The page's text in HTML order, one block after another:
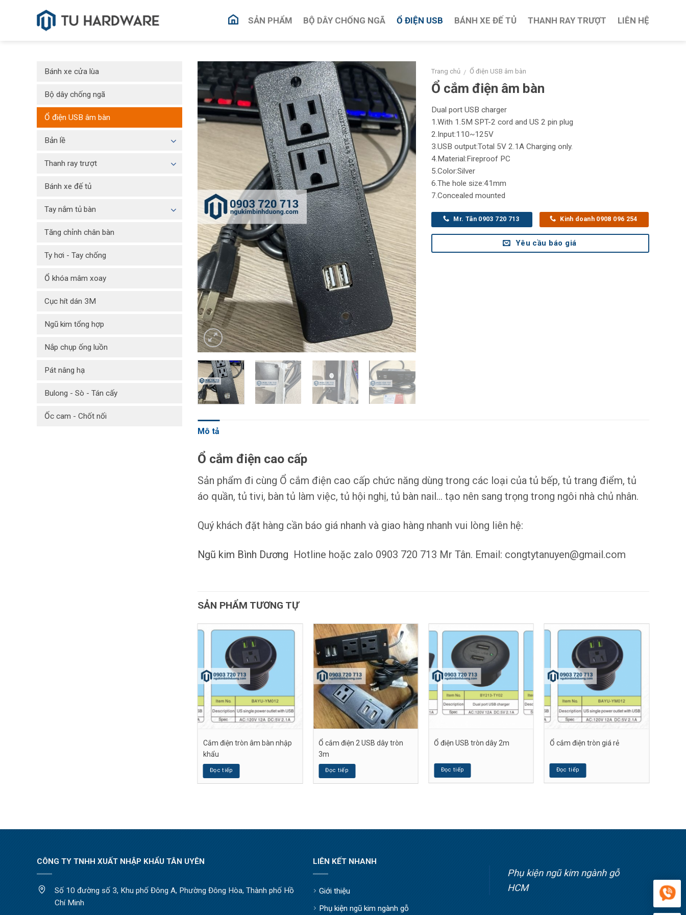
SẢN PHẨM BỘ DÂY CHỐNG NGÃ Ổ ĐIỆN USB BÁNH XE ĐẾ TỦ THANH RAY TRƯỢT LIÊN HỆ
Trang chủ / Ổ điện USB âm bàn
Ổ cắm điện âm bàn
Dual port USB charger
1.With 1.5M SPT-2 cord and US 2 pin plug
2.Input:110~125V
3.USB output:Total 5V 2.1A Charging only.
4.Material:Fireproof PC
5.Color:Silver
6.The hole size:41mm
7.Concealed mounted
Mr. Tân 0903 720 713 Kinh doanh 0908 096 254
Yêu cầu báo giá
Mô tả
Ổ cắm điện cao cấp
Sản phẩm đi cùng Ổ cắm điện cao cấp chức năng dùng trong các loại của tủ bếp, tủ trang điểm, tủ
áo quần, tủ tivi, bàn tủ làm việc, tủ hội nghị, tủ bàn nail… tạo nên sang trọng trong ngôi nhà chủ nhân.
Quý khách đặt hàng cần báo giá nhanh và giao hàng nhanh vui lòng liên hệ:
Ngũ kim Bình Dương Hotline hoặc zalo 0903 720 713 Mr Tân. Email: congtytanuyen@gmail.com
SẢN PHẨM TƯƠNG TỰ
Cắm điện tròn âm bàn nhập
khẩu
Đọc tiếp
Ổ cắm điện 2 USB dây tròn
3m
Đọc tiếp
Ổ điện USB tròn dây 2m
Đọc tiếp
Ổ cắm điện tròn giá rẻ
Đọc tiếp
Bánh xe cửa lùa
Bộ dây chống ngã
Ổ điện USB âm bàn
Bản lề
Thanh ray trượt
Bánh xe đế tủ
Tay nắm tủ bàn
Tăng chỉnh chân bàn
Ty hơi - Tay chống
Ổ khóa mâm xoay
Cục hít dán 3M
Ngũ kim tổng hợp
Nắp chụp ống luồn
Pát nâng hạ
Bulong - Sò - Tán cấy
Ốc cam - Chốt nối
CÔNG TY TNHH XUẤT NHẬP KHẨU TÂN UYÊN
Số 10 đường số 3, Khu phố Đông A, Phường Đông Hòa, Thành phố Hồ
Chí Minh
LIÊN KẾT NHANH
Giới thiệu
Phụ kiện ngũ kim ngành gỗ
Phụ kiện ngũ kim ngành gỗ
HCM